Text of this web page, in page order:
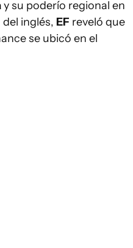
y su poderío regional en
inglés, EF reveló que
se ubicó en el